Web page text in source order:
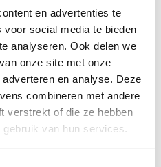
en advertenties te
social media te bieden
analyseren. Ook delen we
onze site met onze
en analyse. Deze
combineren met andere
verstrekt of die ze hebben
van hun services.
address